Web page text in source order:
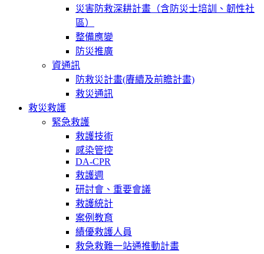
災害防救深耕計畫（含防災士培訓、韌性社
區）
整備應變
防災推廣
資通訊
防救災計畫(賡續及前瞻計畫)
救災通訊
救災救護
緊急救護
救護技術
感染管控
DA-CPR
救護週
研討會、重要會議
救護統計
案例教育
績優救護人員
救急救難一站通推動計畫